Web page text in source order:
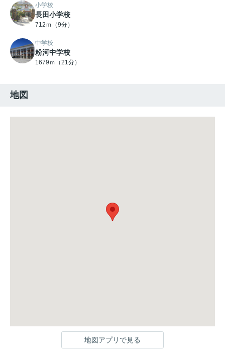
小学校
長田小学校
712ｍ（9分）
中学校
粉河中学校
1679ｍ（21分）
地図
地図アプリで見る